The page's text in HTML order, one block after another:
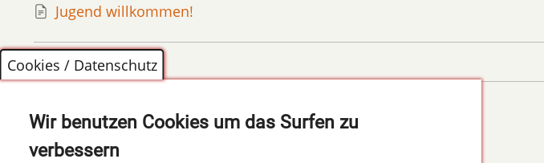
Jugend willkommen!
Links
das
Diese Seite teilen auf:
Cookies / Datenschutz
Wir benutzen Cookies um das Surfen zu
verbessern